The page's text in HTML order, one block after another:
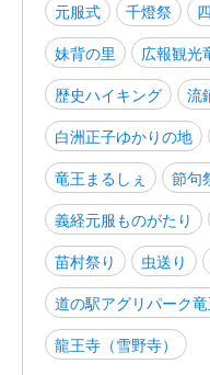
元服式
千燈祭
妹背の里
広報観光
歴史ハイキング
流
白洲正子ゆかりの地
竜王まるしぇ
節句
義経元服ものがたり
苗村祭り
虫送り
道の駅アグリパーク
龍王寺（雪野寺）